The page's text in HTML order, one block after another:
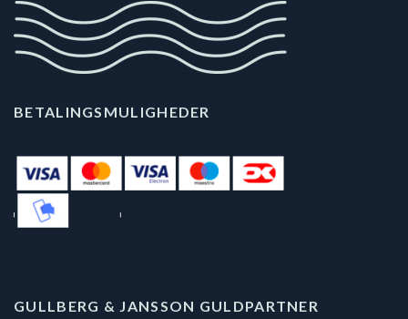
BETALINGSMULIGHEDER
GULLBERG & JANSSON GULDPARTNER